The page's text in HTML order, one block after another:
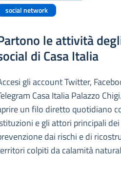
social network
le attività
di Casa Italia
gli account Twitter,
Casa Italia Palazzo
un filo diretto quotidiano
e gli attori principali
dai rischi e di
colpiti da calamità